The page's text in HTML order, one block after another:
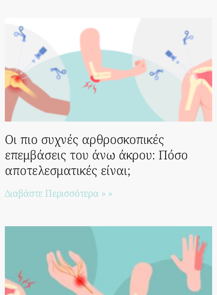
Οι πιο συχνές αρθροσκοπικές
επεμβάσεις του άνω άκρου: Πόσο
αποτελεσματικές είναι;
Διαβάστε Περισσότερα » »